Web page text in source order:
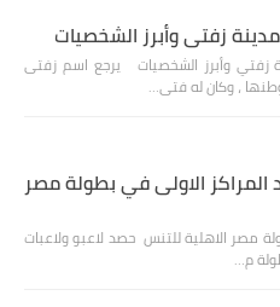
زفتي وأبرز الشخصيات
زفتي وأبرز الشخصيات يرجع اسم زفتى
، وكان له فتى…
الاولى في بطولة مصر
مصر الاهلية للتنس حصد لاعبو ولاعبات
م…